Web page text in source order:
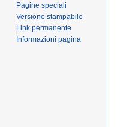
Pagine speciali
Versione stampabile
Link permanente
Informazioni pagina